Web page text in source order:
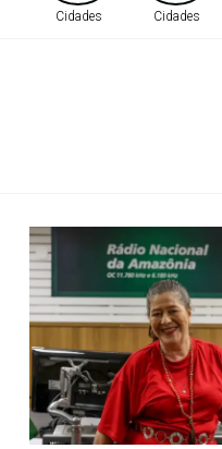
Cidades Cidades